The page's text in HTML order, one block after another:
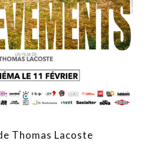
Thomas Lacoste